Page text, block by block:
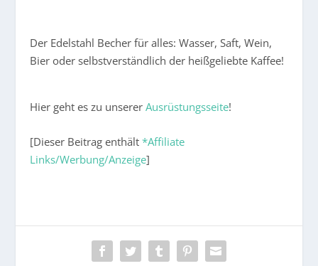
Der Edelstahl Becher für alles: Wasser, Saft, Wein,
Bier oder selbstverständlich der heißgeliebte Kaffee!
Hier geht es zu unsererAusrüstungsseite!
[Dieser Beitrag enthält*Affiliate
Links/Werbung/Anzeige]